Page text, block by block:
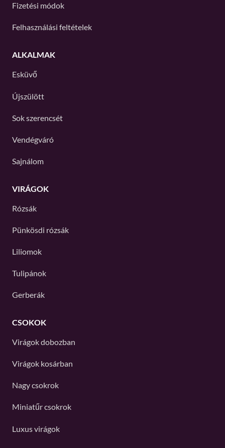
Fizetési módok
Felhasználási feltételek
ALKALMAK
Esküvő
Újszülött
Sok szerencsét
Vendégváró
Sajnálom
VIRÁGOK
Rózsák
Pünkösdi rózsák
Liliomok
Tulipánok
Gerberák
CSOKOK
Virágok dobozban
Virágok kosárban
Nagy csokrok
Miniatűr csokrok
Luxus virágok